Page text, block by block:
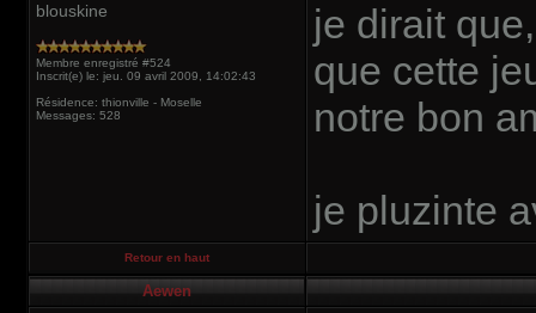
blouskine
Membre enregistré #524
Inscrit(e) le: jeu. 09 avril 2009, 14:02:43
Résidence: thionville - Moselle
Messages: 528
je dirait
que cette
notre bon
je pluzinte
Retour en haut
Aewen